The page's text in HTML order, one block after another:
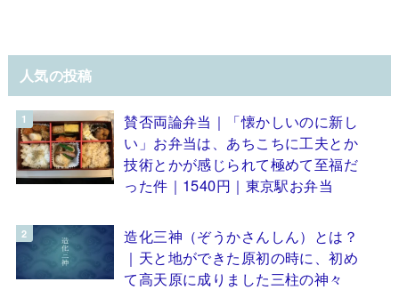
人気の投稿
賛否両論弁当｜「懐かしいのに新し
い」お弁当は、あちこちに工夫とか
技術とかが感じられて極めて至福だ
った件｜1540円｜東京駅お弁当
造化三神（ぞうかさんしん）とは？
｜天と地ができた原初の時に、初め
て高天原に成りました三柱の神々